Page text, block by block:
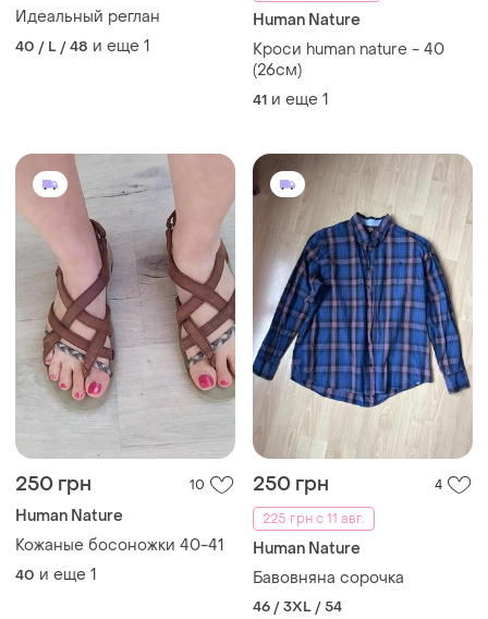
Идеальный реглан
40 / L / 48 и еще 1
Human Nature
Кроси human nature - 40
(26см)
41 и еще 1
250 грн 10
Human Nature
Кожаные босоножки 40-41
40 и еще 1
250 грн
4
225 грн с 11 авг.
Human Nature
Бавовняна сорочка
46 / 3XL / 54